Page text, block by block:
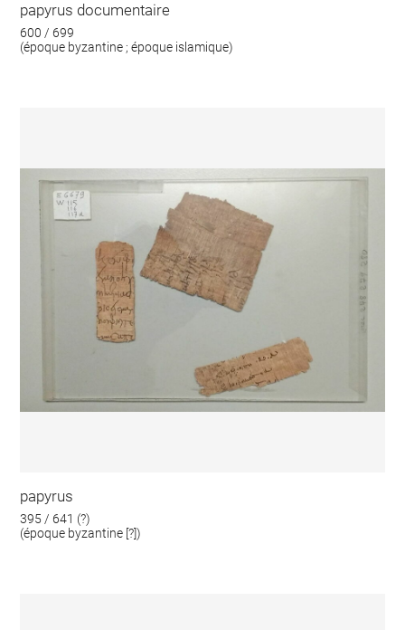
papyrus documentaire
600 / 699
(époque byzantine ; époque islamique)
papyrus
395 / 641 (?)
(époque byzantine [?])